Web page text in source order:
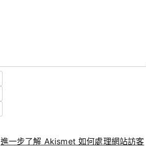
進一步了解 Akismet 如何處理網站訪客